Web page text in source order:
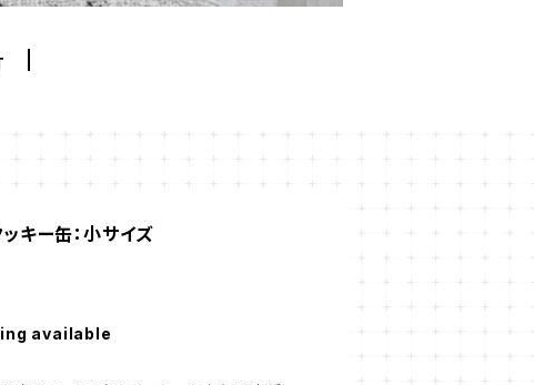
キー缶：小サイズ
available